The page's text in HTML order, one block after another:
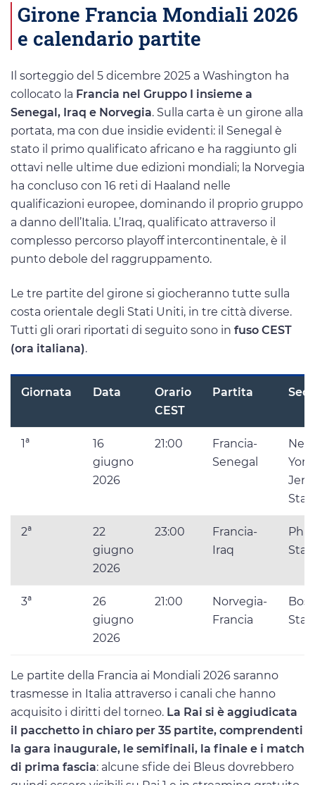
Girone Francia Mondiali 2026
e calendario partite
Il sorteggio del 5 dicembre 2025 a Washington ha
collocato la Francia nel Gruppo I insieme a
Senegal, Iraq e Norvegia. Sulla carta è un girone alla
portata, ma con due insidie evidenti: il Senegal è
stato il primo qualificato africano e ha raggiunto gli
ottavi nelle ultime due edizioni mondiali; la Norvegia
ha concluso con 16 reti di Haaland nelle
qualificazioni europee, dominando il proprio gruppo
a danno dell’Italia. L’Iraq, qualificato attraverso il
complesso percorso playoff intercontinentale, è il
punto debole del raggruppamento.
Le tre partite del girone si giocheranno tutte sulla
costa orientale degli Stati Uniti, in tre città diverse.
Tutti gli orari riportati di seguito sono in fuso CEST
(ora italiana).
Giornata Data
Orario
CEST
Partita
1ª
16
giugno
2026
21:00
Francia-
Senegal
New
2ª
22
giugno
2026
23:00
Francia-
Iraq
3ª
26
giugno
2026
21:00
Norvegia-
Francia
Le partite della Francia ai Mondiali 2026 saranno
trasmesse in Italia attraverso i canali che hanno
acquisito i diritti del torneo. La Rai si è aggiudicata
il pacchetto in chiaro per 35 partite, comprendenti
la gara inaugurale, le semifinali, la finale e i match
di prima fascia: alcune sfide dei Bleus dovrebbero